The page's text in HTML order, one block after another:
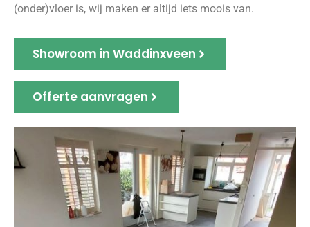
(onder)vloer is, wij maken er altijd iets moois van.
Showroom in Waddinxveen
Offerte aanvragen